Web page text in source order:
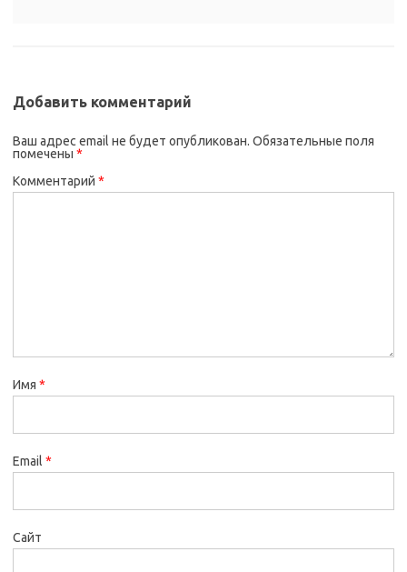
Добавить комментарий
Ваш адрес email не будет опубликован. Обязательные поля
помечены *
Комментарий *
Имя *
Email *
Сайт